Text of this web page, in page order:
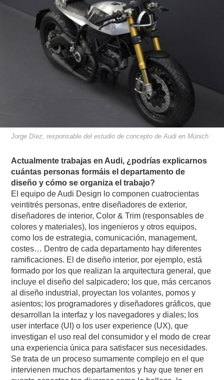
Jorge Díez, responsable del estudio de concepto de Audi en Múnich
Actualmente trabajas en Audi, ¿podrías explicarnos
cuántas personas formáis el departamento de
diseño y cómo se organiza el trabajo?
El equipo de Audi Design lo componen cuatrocientas
veintitrés personas, entre diseñadores de exterior,
diseñadores de interior, Color & Trim (responsables de
colores y materiales), los ingenieros y otros equipos,
como los de estrategia, comunicación, management,
costes… Dentro de cada departamento hay diferentes
ramificaciones. El de diseño interior, por ejemplo, está
formado por los que realizan la arquitectura general, que
incluye el diseño del salpicadero; los que, más cercanos
al diseño industrial, proyectan los volantes, pomos y
asientos; los programadores y diseñadores gráficos, que
desarrollan la interfaz y los navegadores y diales; los
user interface (UI) o los user experience (UX), que
investigan el uso real del consumidor y el modo de crear
una experiencia única para satisfacer sus necesidades.
Se trata de un proceso sumamente complejo en el que
intervienen muchos departamentos y hay que tener en